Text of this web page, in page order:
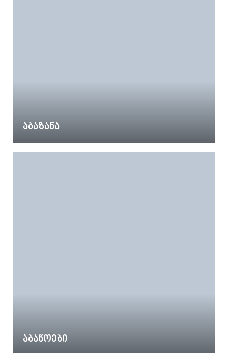
აბაზანა
აბანოები